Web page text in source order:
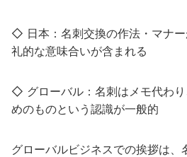
◇ 日本：名刺交換の作法・マナ
礼的な意味合いが含まれる
◇ グローバル：名刺はメモ代わ
めのものという認識が一般的
グローバルビジネスでの挨拶は、